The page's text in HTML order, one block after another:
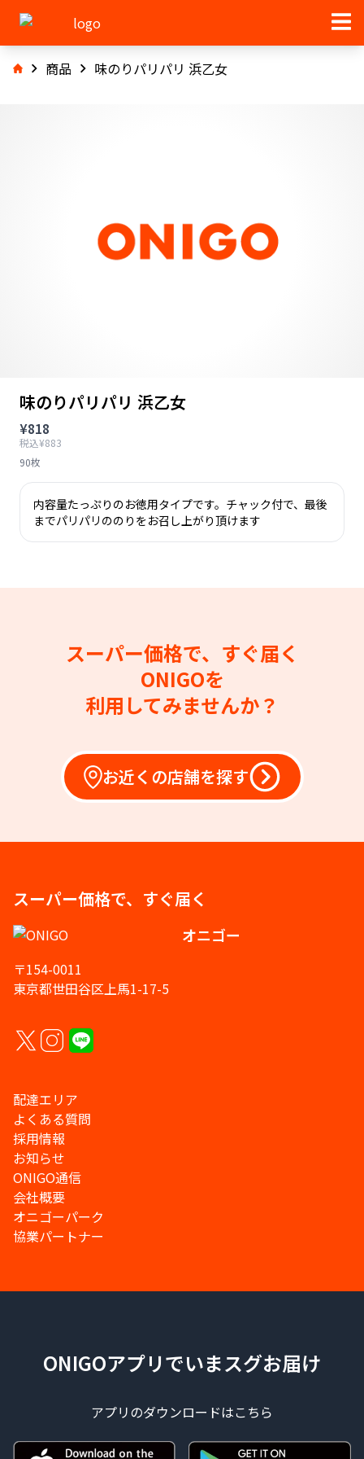
商品 味のりパリパリ 浜乙女
味のりパリパリ 浜乙女
¥818
税込¥883
90枚
内容量たっぷりのお徳用タイプです。チャック付で、最後
までパリパリののりをお召し上がり頂けます
スーパー価格で、すぐ届く
ONIGOを
利用してみませんか？
お近くの店舗を探す
スーパー価格で、すぐ届く
オニゴー
〒154-0011
東京都世田谷区上馬1-17-5
配達エリア
よくある質問
採用情報
お知らせ
ONIGO通信
会社概要
オニゴーパーク
協業パートナー
ONIGOアプリでいまスグお届け
アプリのダウンロードはこちら